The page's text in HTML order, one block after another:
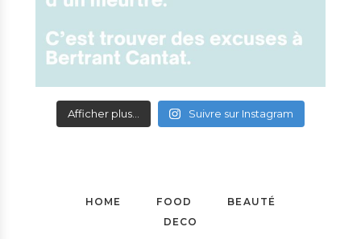
Afficher plus... Suivre sur Instagram
HOME FOOD
BEAUTÉ
DECO